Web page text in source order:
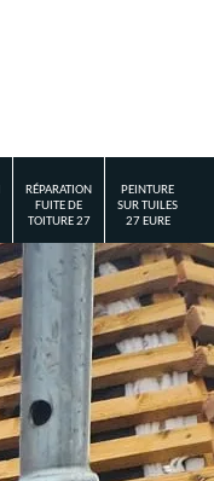
RÉPARATION
FUITE DE
TOITURE 27
PEINTURE
SUR TUILES
27 EURE